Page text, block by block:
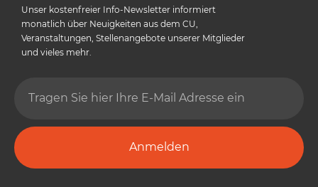
Unser kostenfreier Info-Newsletter informiert
monatlich über Neuigkeiten aus dem CU,
Veranstaltungen, Stellenangebote unserer Mitglieder
und vieles mehr.
Anmelden